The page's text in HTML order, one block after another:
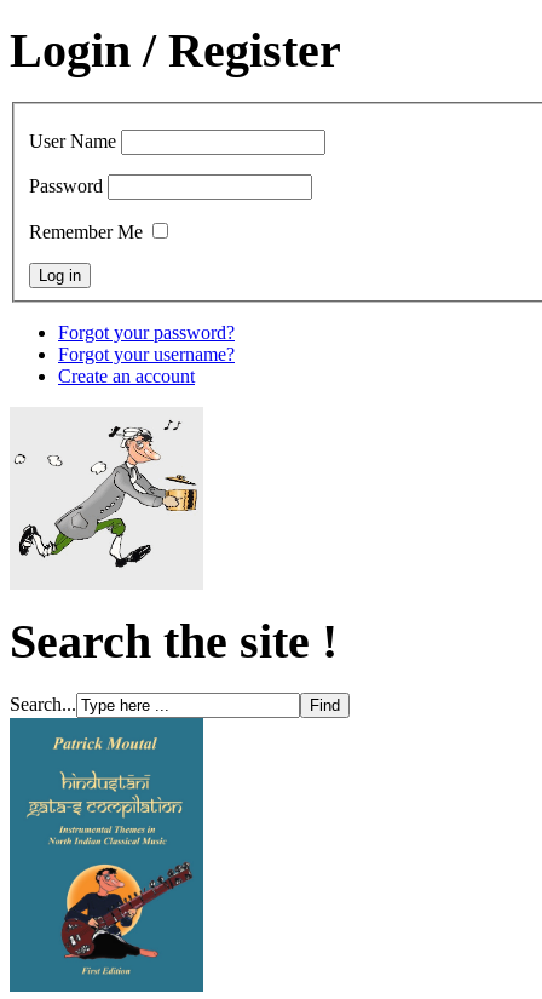
Login / Register
User Name
Password
Remember Me
Forgot your password?
Forgot your username?
Create an account
Search the site !
Search...